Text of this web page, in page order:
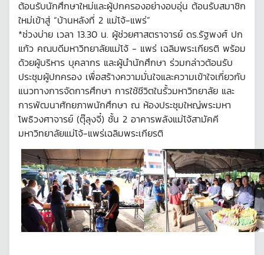
ต้อนรับนักศึกษาใหม่และผู้ปกครองอย่างอบอุ่น ต้อนรับสมาชิก
ใหม่เข้าสู่ “บ้านหลังที่ 2 แม่โจ้-แพร่”
*ช่วงบ่าย เวลา 13.30 น. ผู้ช่วยศาสตราจารย์ ดร.รัฐพงศ์ ปก
แก้ว คณบดีมหาวิทยาลัยแม่โจ้ - แพร่ เฉลิมพระเกียรติ พร้อม
ด้วยผู้บริหาร บุคลากร และผู้นำนักศึกษา ร่วมกล่าวต้อนรับ
ประชุมผู้ปกครอง เพื่อสร้างความมั่นใจและความเข้าใจเกี่ยวกับ
แนวทางการจัดการศึกษา การใช้ชีวิตในรั้วมหาวิทยาลัย และ
การพัฒนาศักยภาพนักศึกษา ณ ห้องประชุมใหญ่พระมหา
โพธิวงศาจารย์ (ตุ๊ลุงจี๋) ชั้น 2 อาคารพลังแม่โจ้สามัคคี
มหาวิทยาลัยแม่โจ้-แพร่เฉลิมพระเกียรติ